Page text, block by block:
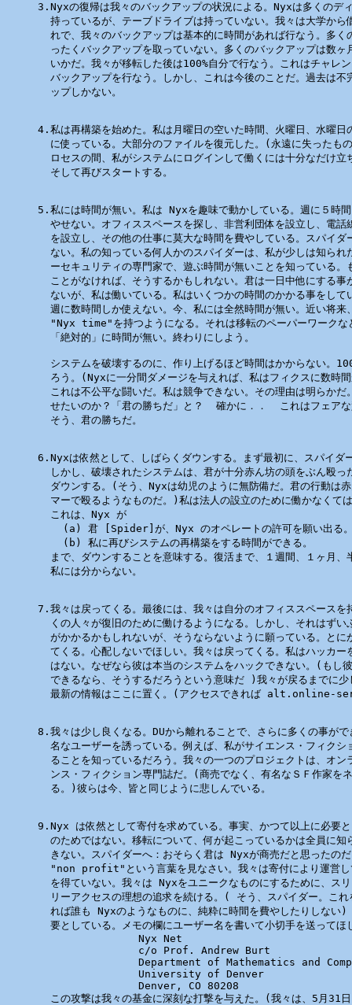
3.Nyxの復帰は我々のバックアップの状況による。Nyxは多くのデ
持っているが、テーブドライブは持っていない。我々は大学から
れで、我々のバックアップは基本的に時間があれば行なう。多く
ったくバックアップを取っていない。多くのバックアップは数ヶ
いかだ。我々が移転した後は100%自分で行なう。これはチャレ
バックアップを行なう。しかし、これは今後のことだ。過去は不
  ップしかない。
4.私は再構築を始めた。私は月曜日の空いた時間、火曜日、水曜日
に使っている。大部分のファイルを復元した。(永遠に失ったも
ロセスの間、私がシステムにログインして働くには十分なだけ立
  そして再びスタートする。
5.私には時間が無い。私は Nyxを趣味で動かしている。週に５時
やせない。オフィススペースを探し、非営利団体を設立し、電話
を設立し、その他の仕事に莫大な時間を費やしている。スパイダ
ない。私の知っている何人かのスパイダーは、私が少しは知られ
ーセキュリティの専門家で、遊ぶ時間が無いことを知っている。
ことがなければ、そうするかもしれない。君は一日中他にする事
ないが、私は働いている。私はいくつかの時間のかかる事をし
週に数時間しか使えない。今、私には全然時間が無い。近い将来
"Nyx time"を持つようになる。それは移転のペーパーワークな
  「絶対的」に時間が無い。終わりにしよう。
システムを破壊するのに、作り上げるほど時間はかからない。
ろう。(Nyxに一分間ダメージを与えれば、私はフィクスに数時
これは不公平な闘いだ。私は競争できない。その理由は明らかだ
せたいのか？「君の勝ちだ」と？  確かに．．  これはフェア
  そう、君の勝ちだ。
6.Nyxは依然として、しばらくダウンする。まず最初に、スパイダ
しかし、破壊されたシステムは、君が十分赤ん坊の頭をぶん殴っ
ダウンする。(そう、Nyxは幼児のように無防備だ。君の行動は
マーで殴るようなものだ。)私は法人の設立のために働かなくて
  これは、Nyx が
(a) 君 [Spider]が、Nyx のオペレートの許可を願い出る
    (b) 私に再びシステムの再構築をする時間ができる。
まで、ダウンすることを意味する。復活まで、１週間、１ヶ月、
  私には分からない。
7.我々は戻ってくる。最後には、我々は自分のオフィススペースを
くの人々が復旧のために働けるようになる。しかし、それはずい
がかかるかもしれないが、そうならないように願っている。とに
てくる。心配しないでほしい。我々は戻ってくる。私はハッカー
はない。なぜなら彼は本当のシステムをハックできない。(もし
できるなら、そうするだろうという意味だ )我々が戻るまでに少
最新の情報はここに置く。(アクセスできれば alt.online-
8.我々は少し良くなる。DUから離れることで、さらに多くの事がで
名なユーザーを誘っている。例えば、私がサイエンス・フィクシ
ることを知っているだろう。我々の一つのプロジェクトは、オン
ンス・フィクション専門誌だ。(商売でなく、有名なＳＦ作家を
  る。)彼らは今、皆と同じように悲しんでいる。
9.Nyx は依然として寄付を求めている。事実、かつて以上に必要
のためではない。移転について、何が起こっているかは全員に知
きない。スパイダーへ：おそらく君は Nyxが商売だと思ったの
"non profit"という言葉を見なさい。我々は寄付により運営し
を得ていない。我々は Nyxをユニークなものにするために、ス
リーアクセスの理想の追求を続ける。( そう、スパイダー。これ
れば誰も Nyxのようなものに、純粋に時間を費やしたりしない)
要としている。メモの欄にユーザー名を書いて小切手を送ってほ
                Nyx Net
                c/o Prof. Andrew Burt
Department of Mathematics and
                University of Denver
                Denver, CO 80208
この攻撃は我々の基金に深刻な打撃を与えた。(我々は、5月31